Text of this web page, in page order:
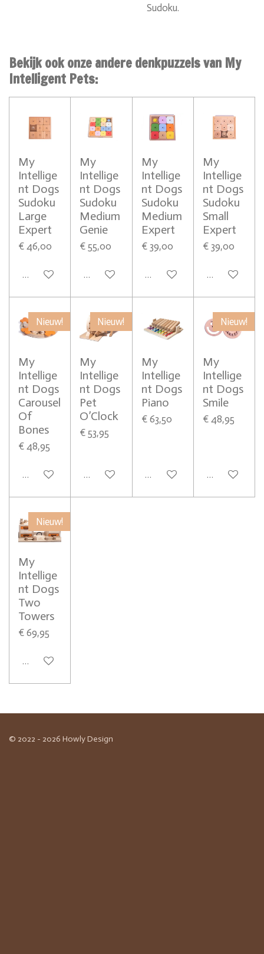
Sudoku.
Bekijk ook onze andere denkpuzzels van My
Intelligent Pets:
My
Intellige
nt Dogs
Sudoku
Large
Expert
€ 46,00
In winkelwagen
My
Intellige
nt Dogs
Sudoku
Medium
Genie
€ 55,00
In winkelwagen
My
Intellige
nt Dogs
Sudoku
Medium
Expert
€ 39,00
In winkelwagen
My
Intellige
nt Dogs
Sudoku
Small
Expert
€ 39,00
In
Nieuw!
My
Intellige
nt Dogs
Carousel
Of
Bones
€ 48,95
In winkelwagen
Nieuw!
My
Intellige
nt Dogs
Pet
O’Clock
€ 53,95
In winkelwagen
My
Intellige
nt Dogs
Piano
€ 63,50
In winkelwagen
Nieuw!
My
Intellige
nt Dogs
Smile
€ 48,95
In
Nieuw!
My
Intellige
nt Dogs
Two
Towers
€ 69,95
In winkelwagen
© 2022 - 2026 Howly Design